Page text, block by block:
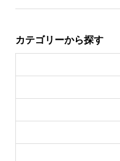
カテゴリーから探す